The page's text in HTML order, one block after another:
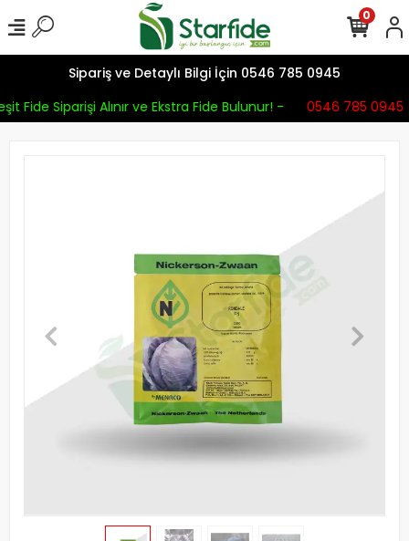
Sipariş ve Detaylı Bilgi İçin 0546 785 0945
Fide Siparişi Alınır ve Ekstra Fide Bulunur! -
0546 785 0945
0